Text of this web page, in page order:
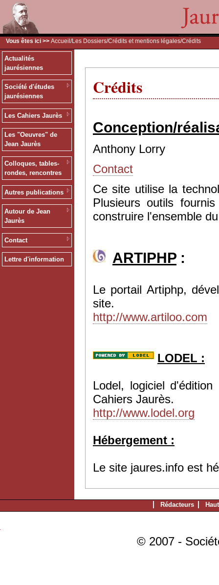
Vous êtes ici >> Accueil /Les Dossiers/Crédits et mentions légales/Crédits
Actualités
jaurésiennes
Société d'études
jaurésiennes
Les Cahiers Jaurès
Les "Oeuvres" de
Jean Jaurès
Colloques, tables-
rondes, rencontres
Autres publications
Autour de Jean
Jaurès
Contact
Lettre d'information
Crédits
Conception/
Anthony Lorry
Contact
Ce site utilise la
Plusieurs outils
construire l'ensemble
ARTIPHP :
Le portail Artiphp,
site.
http://www.artiloo.com
LODEL :
Lodel, logiciel
Cahiers Jaurès.
http://www.lodel.org
Hébergement :
Le site jaures.info est
Rédacteurs
© 2007 -